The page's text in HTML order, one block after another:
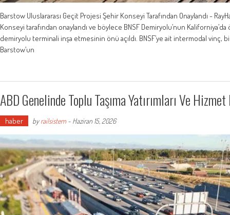
Barstow Uluslararası Geçit Projesi Şehir Konseyi Tarafından Onaylandı -
Konseyi tarafından onaylandı ve böylece BNSF Demiryolu’nun
demiryolu terminali inşa etmesinin önü açıldı. BNSF’ye ait intermodal
Barstow’un
ABD Genelinde Toplu Taşıma Yatırımları Ve
haber byrailsistem - Haziran 15, 2026